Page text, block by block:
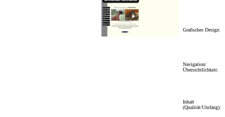
Grafisches Design:
Navigation/
Übersichtlichkeit:
Inhalt
(Qualität/Umfang):